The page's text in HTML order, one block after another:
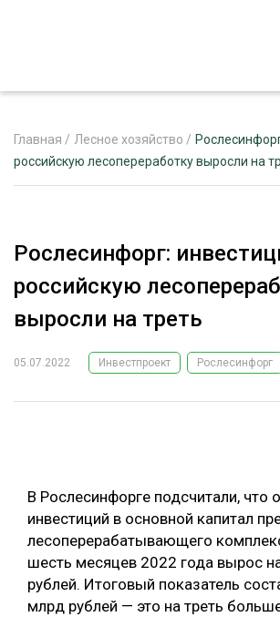
РЕКЛАМОДАТЕЛЯМ
ЛЕСНОЕ ХОЗЯЙСТВО
ЛЕСОЗАГОТОВКА
БИОЭНЕРГЕТИКА
ЛЕСОВОССТАНОВЛЕНИЕ И ЗАЩИТА
ЛОГИСТИКА
ПРОИЗВОДСТВО ДРЕВЕСНЫХ ПЛИТ
ТЕМАТИЧЕСКИЕ ПРОЕКТЫ
ПОДБОРКИ СТАТЕЙ
ЭКСПЕРТНОЕ МНЕНИЕ
Главная / Лесное хозяйство /
российскую лесопереработку выросли на
Рослесинфорг:
российскую
выросли на треть
05.07.2022 Инвестпроект Рослесинфорг
В Рослесинфорге подсчитали, что
инвестиций в основной капитал
лесоперерабатывающего
шесть месяцев 2022 года вырос
рублей. Итоговый показатель
млрд рублей — это на треть